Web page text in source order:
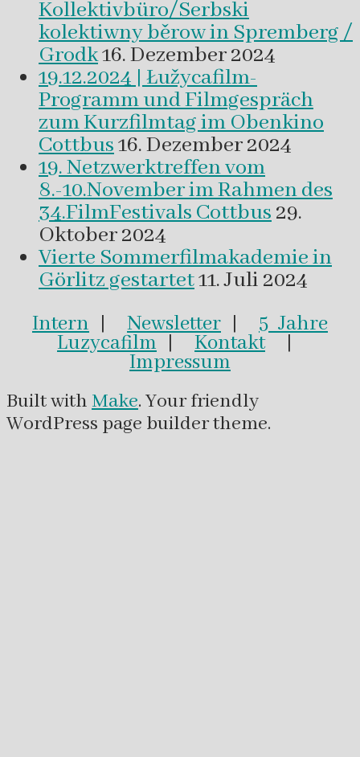
Kollektivbüro/Serbski
kolektiwny běrow in Spremberg /
Grodk16. Dezember 2024
19.12.2024 | Łužycafilm-
Programm und Filmgespräch
zum Kurzfilmtag im Obenkino
Cottbus16. Dezember 2024
19. Netzwerktreffen vom
8.-10.November im Rahmen des
34.FilmFestivals Cottbus 29.
Oktober 2024
Vierte Sommerfilmakademie in
Görlitz gestartet11. Juli 2024
Intern Newsletter 5 Jahre
Luzycafilm Kontakt|
Impressum
Built with Make. Your friendly
WordPress page builder theme.